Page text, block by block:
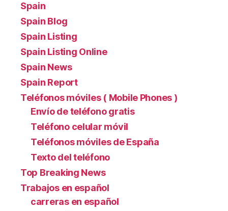
Spain
Spain Blog
Spain Listing
Spain Listing Online
Spain News
Spain Report
Teléfonos móviles ( Mobile Phones )
Envío de teléfono gratis
Teléfono celular móvil
Teléfonos móviles de España
Texto del teléfono
Top Breaking News
Trabajos en español
carreras en español